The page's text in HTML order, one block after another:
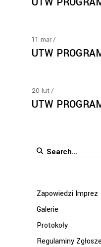
11 mar
UTW
20 lut
UTW
Search
Zapowiedzi Imprez
Galerie
Protokoły
Regulaminy